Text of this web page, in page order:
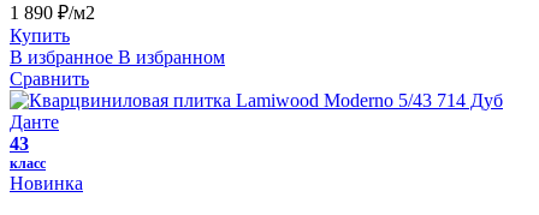
1 890 ₽/м2
Купить
В избранное В избранном
Сравнить
43
класс
Новинка